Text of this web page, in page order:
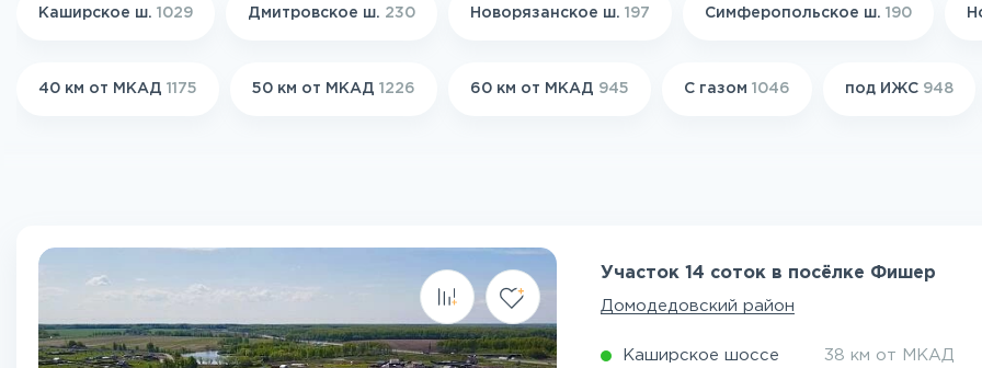
Каширское ш. 1029 Дмитровское ш. 230 Новорязанское ш. 197 Симферопольское ш. 190
40 км от МКАД 1175 50 км от МКАД 1226 60 км от МКАД 945 С газом 1046 под ИЖС 948
Участок 14 соток в посёлке Фишер
Домодедовский район
Каширское шоссе 38 км от МКАД